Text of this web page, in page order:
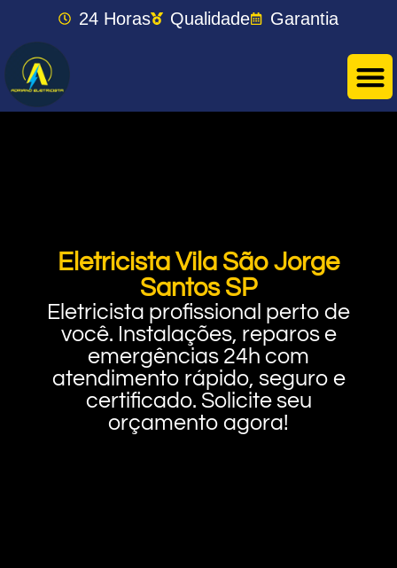
24 Horas Qualidade Garantia
Eletricista Vila São Jorge
Santos SP
Eletricista profissional perto de
você. Instalações, reparos e
emergências 24h com
atendimento rápido, seguro e
certificado. Solicite seu
orçamento agora!